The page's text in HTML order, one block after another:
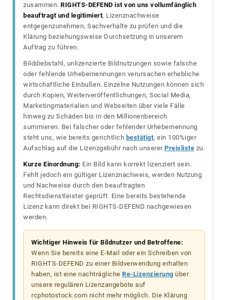
zusammen. RIGHTS-DEFEND ist von uns vollumfänglich
beauftragt und legitimiert, Lizenznachweise
entgegenzunehmen, Sachverhalte zu prüfen und die
Klärung beziehungsweise Durchsetzung in unserem
Auftrag zu führen.
Bilddiebstahl, unlizenzierte Bildnutzungen sowie falsche
oder fehlende Urhebernennungen verursachen erhebliche
wirtschaftliche Einbußen. Einzelne Nutzungen können sich
durch Kopien, Weiterveröffentlichungen, Social Media,
Marketingmaterialien und Webseiten über viele Fälle
hinweg zu Schäden bis in den Millionenbereich
summieren. Bei falscher oder fehlender Urhebernennung
steht uns, wie bereits gerichtlich bestätigt, ein 100%iger
Aufschlag auf die Lizenzgebühr nach unserer Preisliste zu.
Kurze Einordnung: Ein Bild kann korrekt lizenziert sein.
Fehlt jedoch ein gültiger Lizenznachweis, werden Nutzung
und Nachweise durch den beauftragten
Rechtsdienstleister geprüft. Eine bereits bestehende
Lizenz kann direkt bei RIGHTS-DEFEND nachgewiesen
werden.
Wichtiger Hinweis für Bildnutzer und Betroffene:
Wenn Sie bereits eine E-Mail oder ein Schreiben von
RIGHTS-DEFEND zu einer Bildverwendung erhalten
haben, ist eine nachträgliche Re-Lizenzierung über
unsere regulären Lizenzangebote auf
rcphotostock.com nicht mehr möglich. Die Klärung